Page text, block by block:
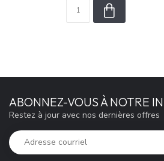
ABONNEZ-VOUS À NOTRE
Restez à jour avec nos dernières offres